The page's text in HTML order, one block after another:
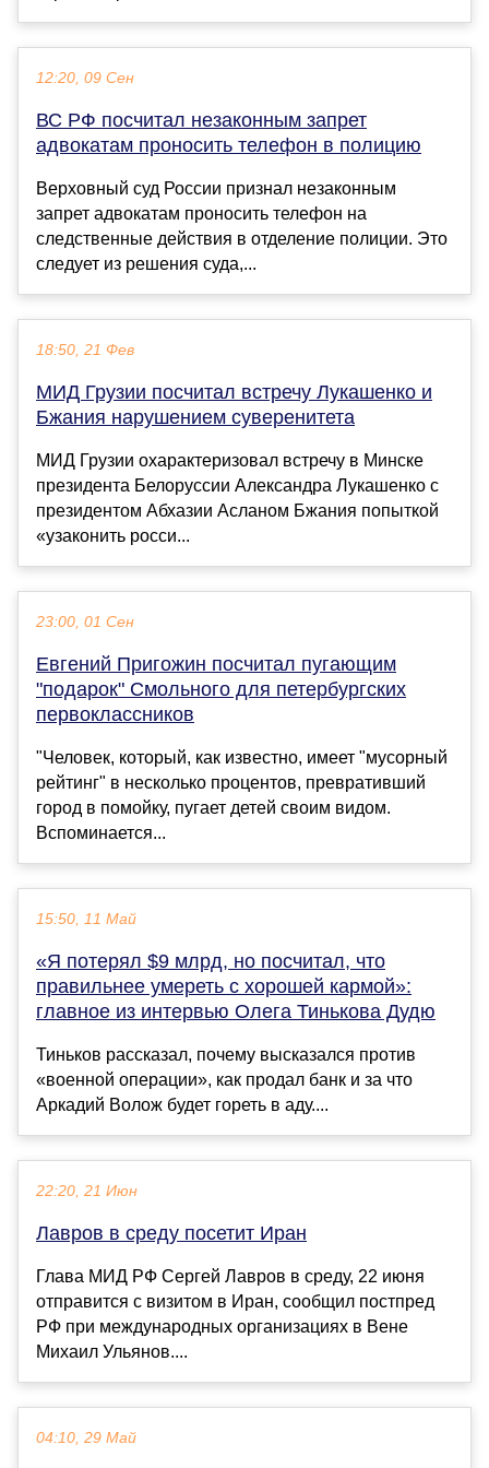
12:20, 09 Сен
ВС РФ посчитал незаконным запрет
адвокатам проносить телефон в полицию
Верховный суд России признал незаконным
запрет адвокатам проносить телефон на
следственные действия в отделение полиции. Это
следует из решения суда,...
18:50, 21 Фев
МИД Грузии посчитал встречу Лукашенко и
Бжания нарушением суверенитета
МИД Грузии охарактеризовал встречу в Минске
президента Белоруссии Александра Лукашенко с
президентом Абхазии Асланом Бжания попыткой
«узаконить росси...
23:00, 01 Сен
Евгений Пригожин посчитал пугающим
"подарок" Смольного для петербургских
первоклассников
"Человек, который, как известно, имеет "мусорный
рейтинг" в несколько процентов, превративший
город в помойку, пугает детей своим видом.
Вспоминается...
15:50, 11 Май
«Я потерял $9 млрд, но посчитал, что
правильнее умереть с хорошей кармой»:
главное из интервью Олега Тинькова Дудю
Тиньков рассказал, почему высказался против
«военной операции», как продал банк и за что
Аркадий Волож будет гореть в аду....
22:20, 21 Июн
Лавров в среду посетит Иран
Глава МИД РФ Сергей Лавров в среду, 22 июня
отправится с визитом в Иран, сообщил постпред
РФ при международных организациях в Вене
Михаил Ульянов....
04:10, 29 Май